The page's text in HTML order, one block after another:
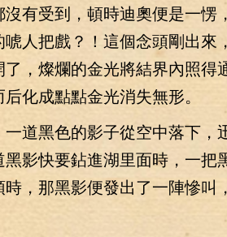
有受到，頓時迪奧便是一愣
唬人把戲？！這個念頭剛出
，燦爛的金光將結界內照得
化成點點金光消失無形。
黑色的影子從空中落下，
影快要鉆進湖里面時，一把
，那黑影便發出了一陣慘叫